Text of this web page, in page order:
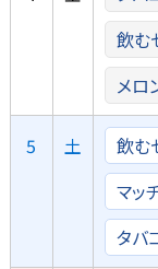
飲む
メロ
5 土
飲む
マッ
タバ